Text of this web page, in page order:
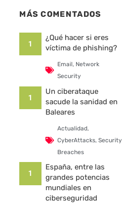
MÁS COMENTADOS
1
¿Qué hacer si eres
víctima de phishing?
Email, Network
Security
1
Un ciberataque
sacude la sanidad en
Baleares
Actualidad,
CyberAttacks,Security
Breaches
1
España, entre las
grandes potencias
mundiales en
ciberseguridad